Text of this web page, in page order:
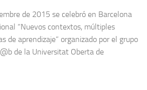
de 2015 se celebró en Barcelona
“Nuevos contextos, múltiples
de aprendizaje” organizado por el grupo
de la Universitat Oberta de